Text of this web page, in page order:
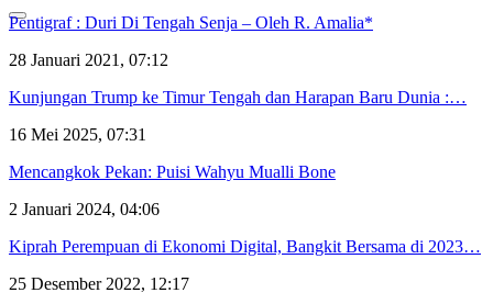
Pentigraf : Duri Di Tengah Senja – Oleh R. Amalia*
28 Januari 2021, 07:12
Kunjungan Trump ke Timur Tengah dan Harapan Baru Dunia :…
16 Mei 2025, 07:31
Mencangkok Pekan: Puisi Wahyu Mualli Bone
2 Januari 2024, 04:06
Kiprah Perempuan di Ekonomi Digital, Bangkit Bersama di 2023…
25 Desember 2022, 12:17